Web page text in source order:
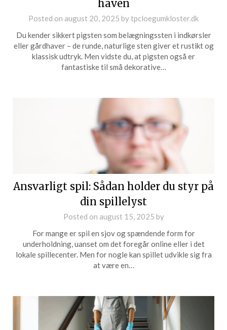
haven
Posted on august 20, 2025 bytpcloegumkloster.dk
Du kender sikkert pigsten som belægningssten i indkørsler
eller gårdhaver – de runde, naturlige sten giver et rustikt og
klassisk udtryk. Men vidste du, at pigsten også er
fantastiske til små dekorative…
Ansvarligt spil: Sådan holder du styr på
din spillelyst
Posted on august 15, 2025 by
For mange er spil en sjov og spændende form for
underholdning, uanset om det foregår online eller i det
lokale spillecenter. Men for nogle kan spillet udvikle sig fra
at være en…